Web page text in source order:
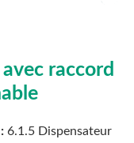
raccord
6.1.5 Dispensateur